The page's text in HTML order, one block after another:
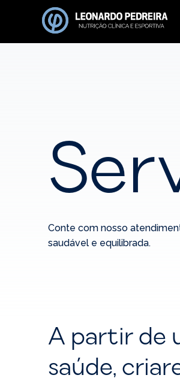
Conte com nosso
saudável e equilibrada.
A partir de
saúde,